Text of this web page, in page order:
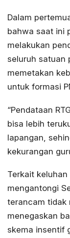
Dalam
bahwa saat ini
melakukan
seluruh satuan
memetakan
untuk formasi
“Pendataan
bisa lebih
lapangan,
kekurangan
Terkait
mengantongi
terancam tidak
menegaskan
skema insentif